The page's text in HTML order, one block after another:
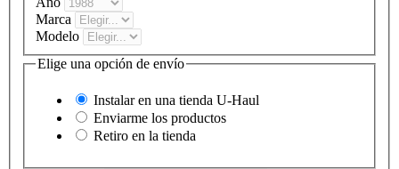
Marca
Modelo
Elige una opción de envío
Instalar en una tienda U-Haul
Enviarme los productos
Retiro en la tienda